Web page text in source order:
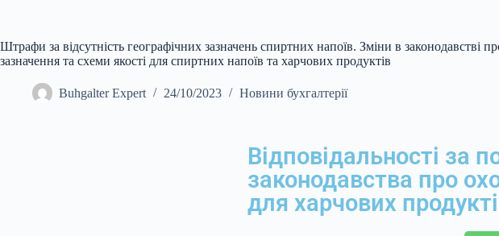
Штрафи за відсутність географічних зазначень спиртних напоїв. Зміни в законодавстві
зазначення та схеми якості для спиртних напоїв та харчових продуктів
Buhgalter Expert 24/10/2023 Новини бухгалтерії
Відповідальності за
законодавства про
для харчових